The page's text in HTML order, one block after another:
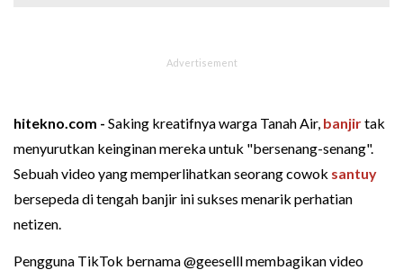
hitekno.com - Saking kreatifnya warga Tanah Air, banjirtak
menyurutkan keinginan mereka untuk "bersenang-senang".
Sebuah video yang memperlihatkan seorang cowok santuy
bersepeda di tengah banjir ini sukses menarik perhatian
netizen.
Pengguna TikTok bernama @geeselll membagikan video